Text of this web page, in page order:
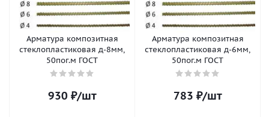
Арматура композитная
стеклопластиковая д-8мм,
50пог.м ГОСТ
930 ₽/шт
Арматура композитная
стеклопластиковая д-6мм,
50пог.м ГОСТ
783 ₽/шт